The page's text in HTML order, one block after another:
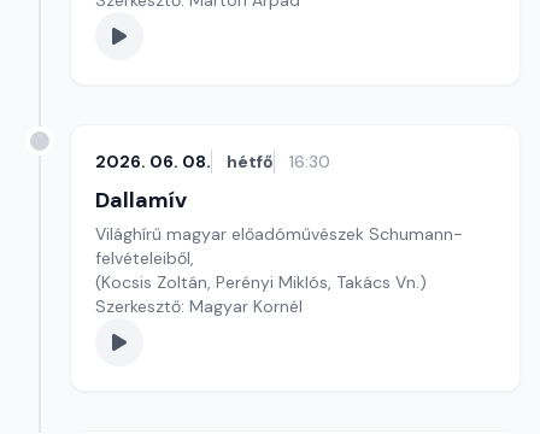
2026. 06. 08. hétfő 16:30
Dallamív
Világhírű magyar előadóművészek Schumann-
felvételeiből,
(Kocsis Zoltán, Perényi Miklós, Takács Vn.)
Szerkesztő: Magyar Kornél